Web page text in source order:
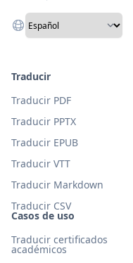
Casos de uso
Traducir certificados
académicos
Traducir
Traducir PDF
Traducir PPTX
Traducir EPUB
Traducir VTT
Traducir Markdown
Traducir CSV